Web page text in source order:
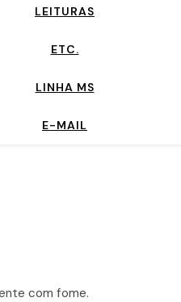
LEITURAS
ETC.
LINHA MS
E-MAIL
com fome.